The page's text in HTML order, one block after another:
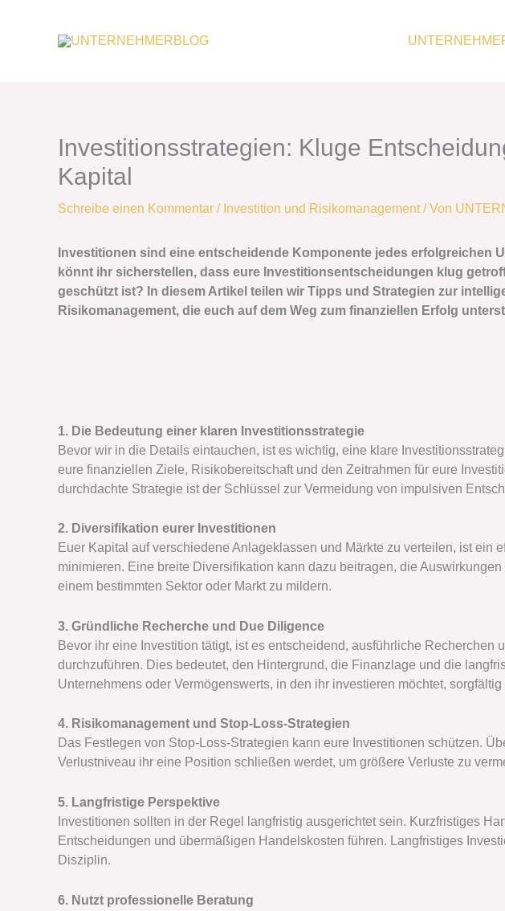
Investitionsstrategien: Kluge
Kapital
Schreibe einen Kommentar / Investition und Risikomanagement/ Von
Investitionen sind eine entscheidende Komponente jedes erfolgreichen
könnt ihr sicherstellen, dass eure Investitionsentscheidungen klug
geschützt ist? In diesem Artikel teilen wir Tipps und Strategien zur
Risikomanagement, die euch auf dem Weg zum finanziellen Erfolg
1. Die Bedeutung einer klaren Investitionsstrategie
Bevor wir in die Details eintauchen, ist es wichtig, eine klare
eure finanziellen Ziele, Risikobereitschaft und den Zeitrahmen für eure
durchdachte Strategie ist der Schlüssel zur Vermeidung von impulsiven
2. Diversifikation eurer Investitionen
Euer Kapital auf verschiedene Anlageklassen und Märkte zu verteilen, ist ein
minimieren. Eine breite Diversifikation kann dazu beitragen, die
einem bestimmten Sektor oder Markt zu mildern.
3. Gründliche Recherche und Due Diligence
Bevor ihr eine Investition tätigt, ist es entscheidend, ausführliche Recherchen
durchzuführen. Dies bedeutet, den Hintergrund, die Finanzlage und die
Unternehmens oder Vermögenswerts, in den ihr investieren möchtet, sorgfältig
4. Risikomanagement und Stop-Loss-Strategien
Das Festlegen von Stop-Loss-Strategien kann eure Investitionen schützen.
Verlustniveau ihr eine Position schließen werdet, um größere Verluste zu
5. Langfristige Perspektive
Investitionen sollten in der Regel langfristig ausgerichtet sein. Kurzfristiges
Entscheidungen und übermäßigen Handelskosten führen. Langfristiges
Disziplin.
6. Nutzt professionelle Beratung